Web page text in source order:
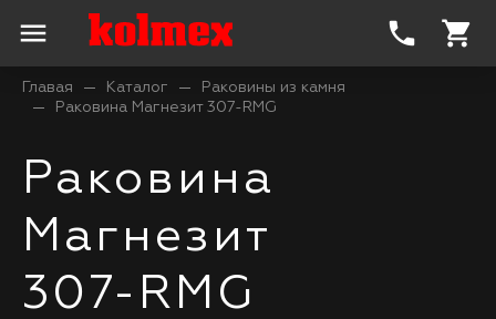
menu phone shopping_cart
Главая Каталог
Раковины из камня
Раковина Магнезит 307-RMG
Раковина
Магнезит
307-RMG